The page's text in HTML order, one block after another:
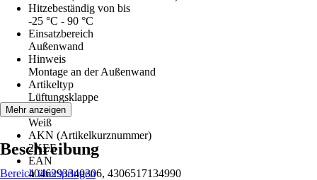
Hitzebeständig von bis
-25 °C - 90 °C
Einsatzbereich
Außenwand
Hinweis
Montage an der Außenwand
Artikeltyp
Lüftungsklappe
Farbton
Weiß
AKN (Artikelkurznummer)
2XEE
EAN
4046293340306, 4306517134990
Mehr anzeigen
Beschreibung
Bereich überspringen